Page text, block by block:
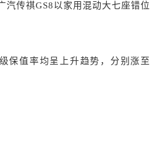
汽传祺GS8以家用混动大七座错位
保值率均呈上升趋势，分别涨至